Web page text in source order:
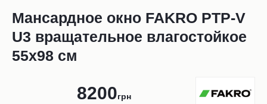
Мансардное окно FAKRO PTP-V
U3 вращательное влагостойкое
55x98 см
8200грн